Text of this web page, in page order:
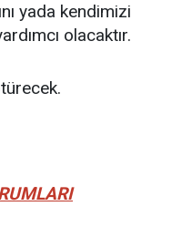
yada kendimizi
olacaktır.